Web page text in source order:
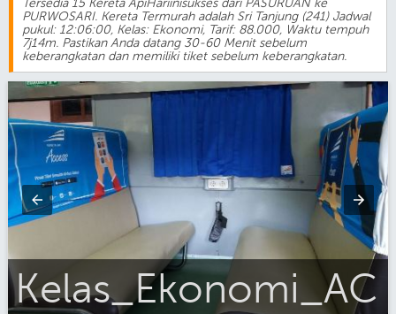
Tersedia 15 Kereta ApiHariinisukses dari PASURUAN ke
PURWOSARI. Kereta Termurah adalah Sri Tanjung (241) Jadwal
pukul: 12:06:00, Kelas: Ekonomi, Tarif: 88.000, Waktu tempuh
7j14m. Pastikan Anda datang 30-60 Menit sebelum
keberangkatan dan memiliki tiket sebelum keberangkatan.
Sri_Tanjung